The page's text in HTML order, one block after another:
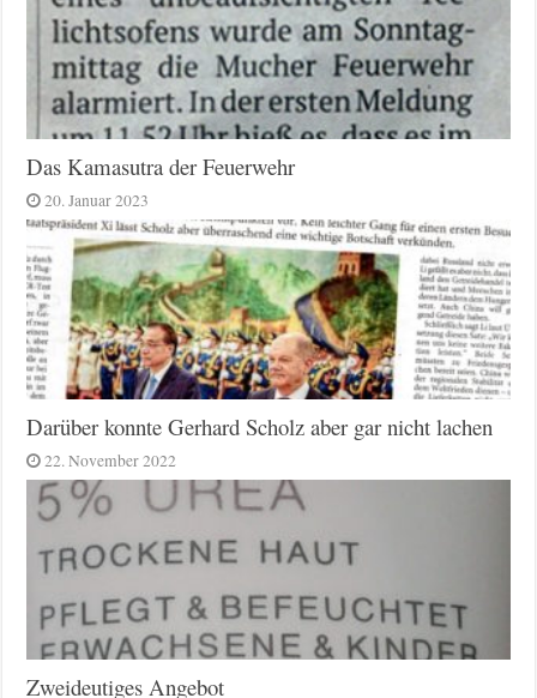
Das Kamasutra der Feuerwehr
20. Januar 2023
Darüber konnte Gerhard Scholz aber gar nicht lachen
22. November 2022
Zweideutiges Angebot